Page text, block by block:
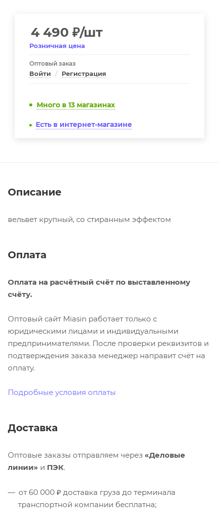
4 490 ₽/шт
Розничная цена
Оптовый заказ
Войти / Регистрация
Много в 13 магазинах
Есть в интернет-магазине
Описание
вельвет крупный, со стиранным эффектом
Оплата
Оплата на расчётный счёт по выставленному
счёту.
Оптовый сайт Miasin работает только с
юридическими лицами и индивидуальными
предпринимателями. После проверки реквизитов и
подтверждения заказа менеджер направит счёт на
оплату.
Подробные условия оплаты
Доставка
Оптовые заказы отправляем через «Деловые
линии» и ПЭК.
от 60 000 ₽ доставка груза до терминала
транспортной компании бесплатна;